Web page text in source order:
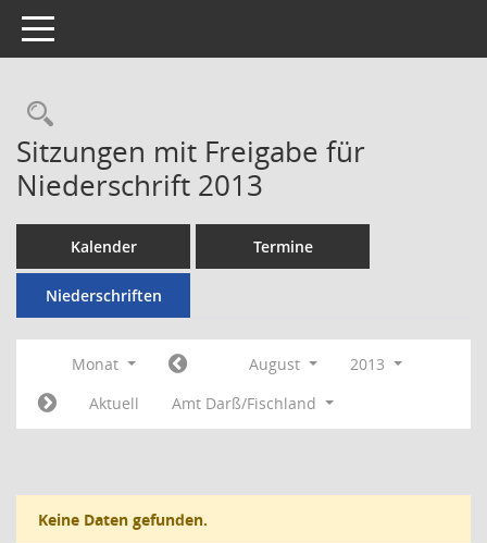
Toggle navigation
Rechercheauswahl
Sitzungen mit Freigabe für
Niederschrift 2013
Kalender Termine
Niederschriften
Monat August
2013
Aktuell
Amt Darß/Fischland
Keine Daten gefunden.